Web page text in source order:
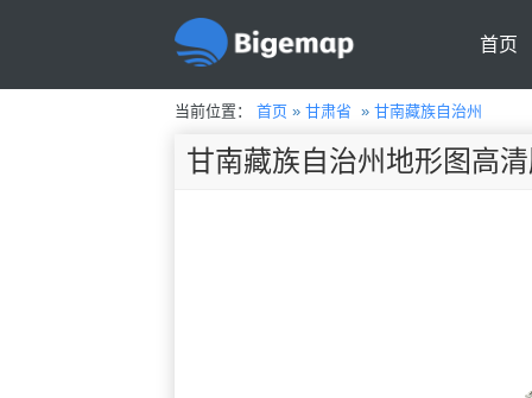
首页
当前位置： 首页» 甘肃省 » 甘南藏族自治州
甘南藏族自治州地形图高